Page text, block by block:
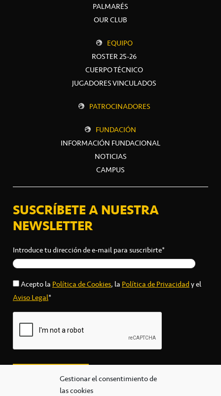
Gestionar el consentimiento de
las cookies
PALMARÉS
OUR CLUB
EQUIPO
ROSTER 25-26
CUERPO TÉCNICO
JUGADORES VINCULADOS
PATROCINADORES
FUNDACIÓN
INFORMACIÓN FUNDACIONAL
NOTICIAS
CAMPUS
SUSCRÍBETE A NUESTRA
NEWSLETTER
Introduce tu dirección de e-mail para suscribirte*
Acepto laPolítica de Cookies, laPolítica de Privacidady el
Aviso Legal*